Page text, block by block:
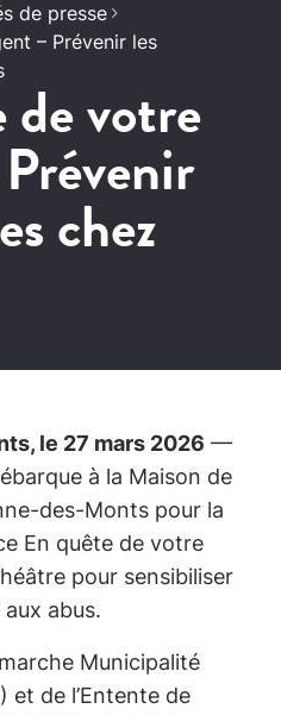
de presse
– Prévenir les
de votre
chez
le 27 mars 2026 —
à la Maison de
des-Monts pour la
En quête de votre
pour sensibiliser
abus.
Municipalité
et de l’Entente de